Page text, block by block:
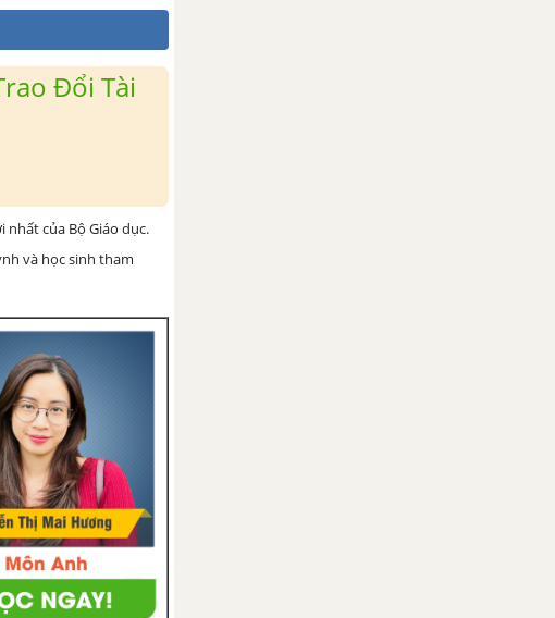
Đổi Tài
nhất của Bộ Giáo dục.
và học sinh tham